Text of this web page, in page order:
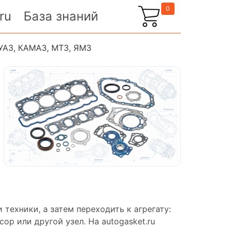
База знаний
0
КАМАЗ, МТЗ, ЯМЗ
а затем переходить к агрегату:
или другой узел. На autogasket.ru